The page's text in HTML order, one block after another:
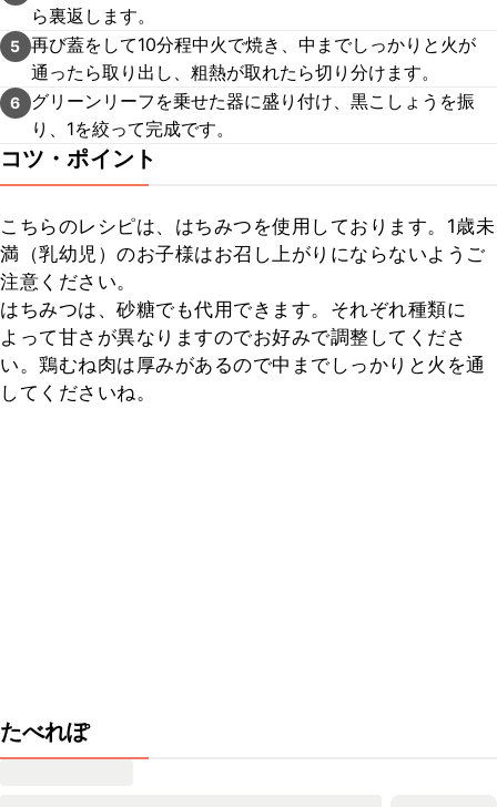
ら裏返します。
5 再び蓋をして10分程中火で焼き、中までしっかりと火が
通ったら取り出し、粗熱が取れたら切り分けます。
6
グリーンリーフを乗せた器に盛り付け、黒こしょうを振
り、1を絞って完成です。
コツ・ポイント
こちらのレシピは、はちみつを使用しております。1歳未
満（乳幼児）のお子様はお召し上がりにならないようご
注意ください。
はちみつは、砂糖でも代用できます。それぞれ種類に
よって甘さが異なりますのでお好みで調整してくださ
い。鶏むね肉は厚みがあるので中までしっかりと火を通
してくださいね。
たべれぽ